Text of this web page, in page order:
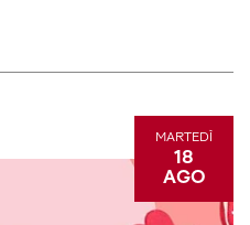
MARTEDÌ
18
AGO